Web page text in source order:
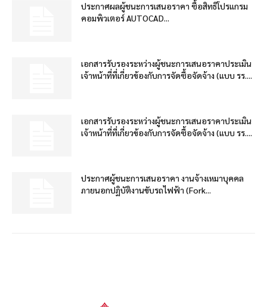
ประกาศผลผู้ชนะการเสนอราคา ซื้อสิทธิโปรแกรม
คอมพิวเตอร์ AUTOCAD...
เอกสารรับรองระหว่างผู้ชนะการเสนอราคาประเมิน
เจ้าหน้าที่ที่เกี่ยวข้องกับการจัดซื้อจัดจ้าง (แบบ รร....
เอกสารรับรองระหว่างผู้ชนะการเสนอราคาประเมิน
เจ้าหน้าที่ที่เกี่ยวข้องกับการจัดซื้อจัดจ้าง (แบบ รร....
ประกาศผู้ชนะการเสนอราคา งานจ้างเหมาบุคคล
ภายนอกปฏิบัติงานขับรถไฟฟ้า (Fork...